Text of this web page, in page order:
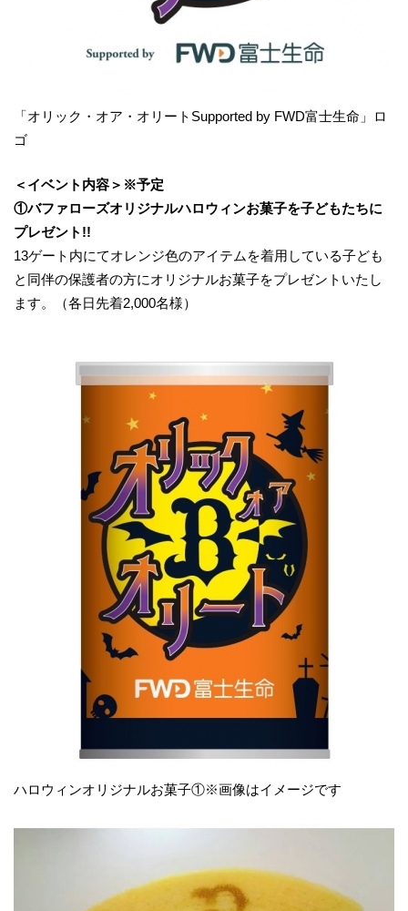
「オリック・オア・オリートSupported by FWD富士生命」ロ
ゴ
＜イベント内容＞※予定
①バファローズオリジナルハロウィンお菓子を子どもたちに
プレゼント!!
13ゲート内にてオレンジ色のアイテムを着用している子ども
と同伴の保護者の方にオリジナルお菓子をプレゼントいたし
ます。（各日先着2,000名様）
ハロウィンオリジナルお菓子①※画像はイメージです